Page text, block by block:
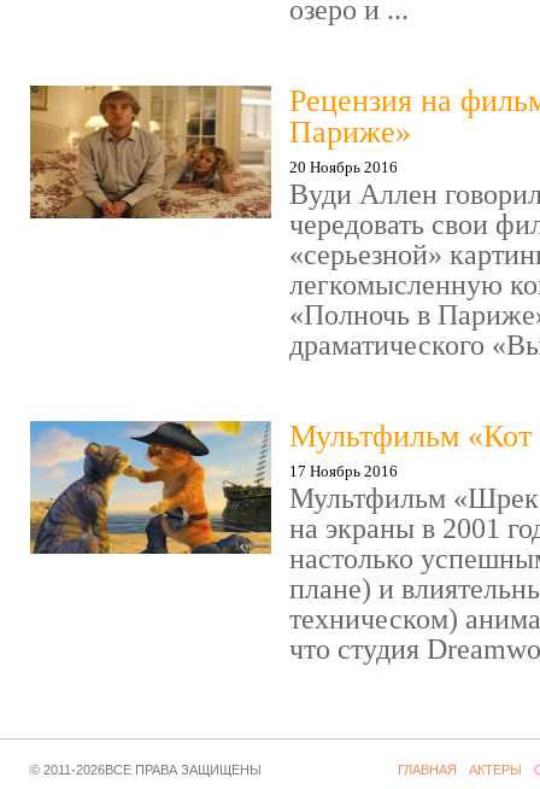
озеро и ...
Рецензия на
Париже»
20 Ноябрь 2016
Вуди Аллен
чередовать свои
«серьезной»
легкомысленную
«Полночь в
драматического
Мультфильм «Кот
17 Ноябрь 2016
Мультфильм
на экраны в 2001
настолько
плане) и
техническом)
что студия
© 2011-2026ВСЕ ПРАВА ЗАЩИЩЕНЫ ГЛАВНАЯ АКТЕРЫ